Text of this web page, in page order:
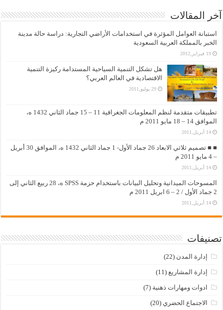
آخر المقالات
استبانة العوامل المؤثرة في استخدامات الأراضي التجارية: دراسة حالة مدينة
الخبر بالمملكة العربية السعودية
19 فبراير,2012
هل تشكل التنمية السياحية المستدامة ركيزة التنمية
الاقتصادية في العالم العربي؟
29 يوليو,2011
تطبيقات متقدمة لنظم المعلومات الجغرافية 11 – 15 جماد الثاني 1432 ه،
الموافق 14 – 18 مايو 2011 م
14 أبريل,2011
■ ■ تصميم ثلاثي الابعاد 26 جماد الأول- 1 جماد الثاني 1432 ه، الموافق 30 أبريل
– 4 مايو 2011 م
14 أبريل,2011
المسوحات الميدانية وتحليل البيانات باستخدام حزمة SPSS ه، 28 ربيع الثاني إلى
2 جماد الأول / 2 – 6 ابريل 2011 م
14 أبريل,2011
تصنيفات
إدارة المدن (22)
إدارة المشاريع (11)
ادوات ومهارات ذهنية (7)
الاجتماع الحضري (20)